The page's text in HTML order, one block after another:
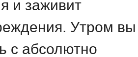
и заживит
Утром вы
с абсолютно